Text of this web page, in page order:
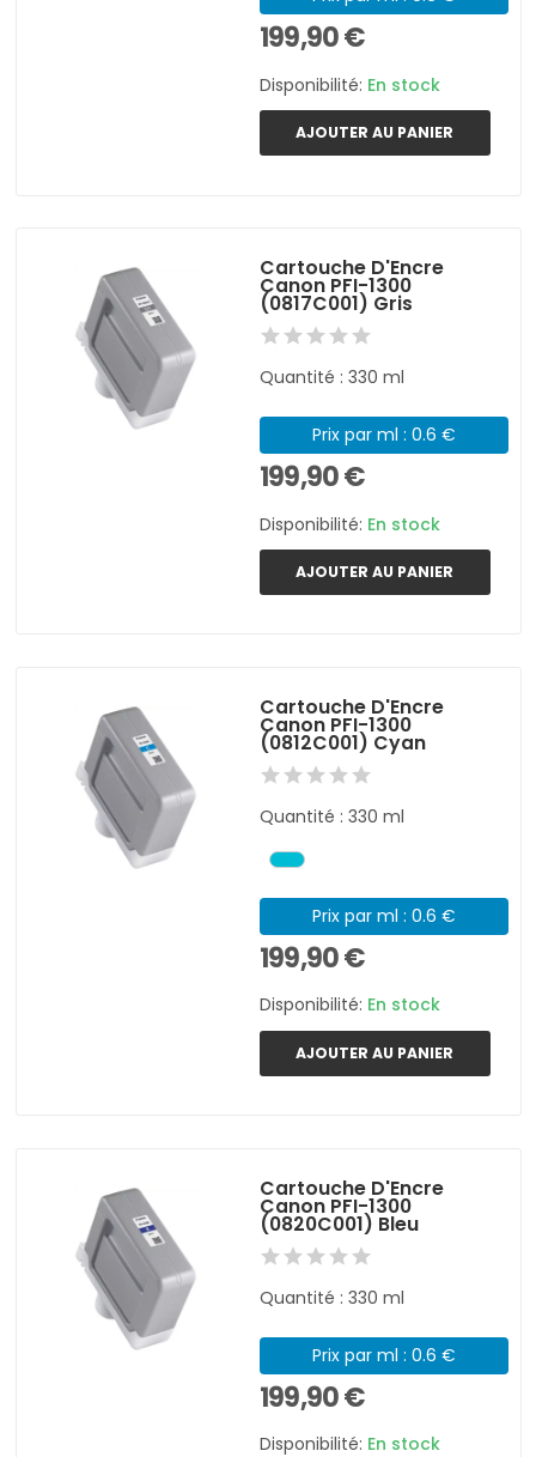
199,90 €
Disponibilité: En stock
AJOUTER AU PANIER
Cartouche D'Encre
Canon PFI-1300
(0817C001) Gris
Quantité : 330 ml
Prix par ml : 0.6 €
199,90 €
Disponibilité: En stock
AJOUTER AU PANIER
Cartouche D'Encre
Canon PFI-1300
(0812C001) Cyan
Quantité : 330 ml
Prix par ml : 0.6 €
199,90 €
Disponibilité: En stock
AJOUTER AU PANIER
Cartouche D'Encre
Canon PFI-1300
(0820C001) Bleu
Quantité : 330 ml
Prix par ml : 0.6 €
199,90 €
Disponibilité: En stock